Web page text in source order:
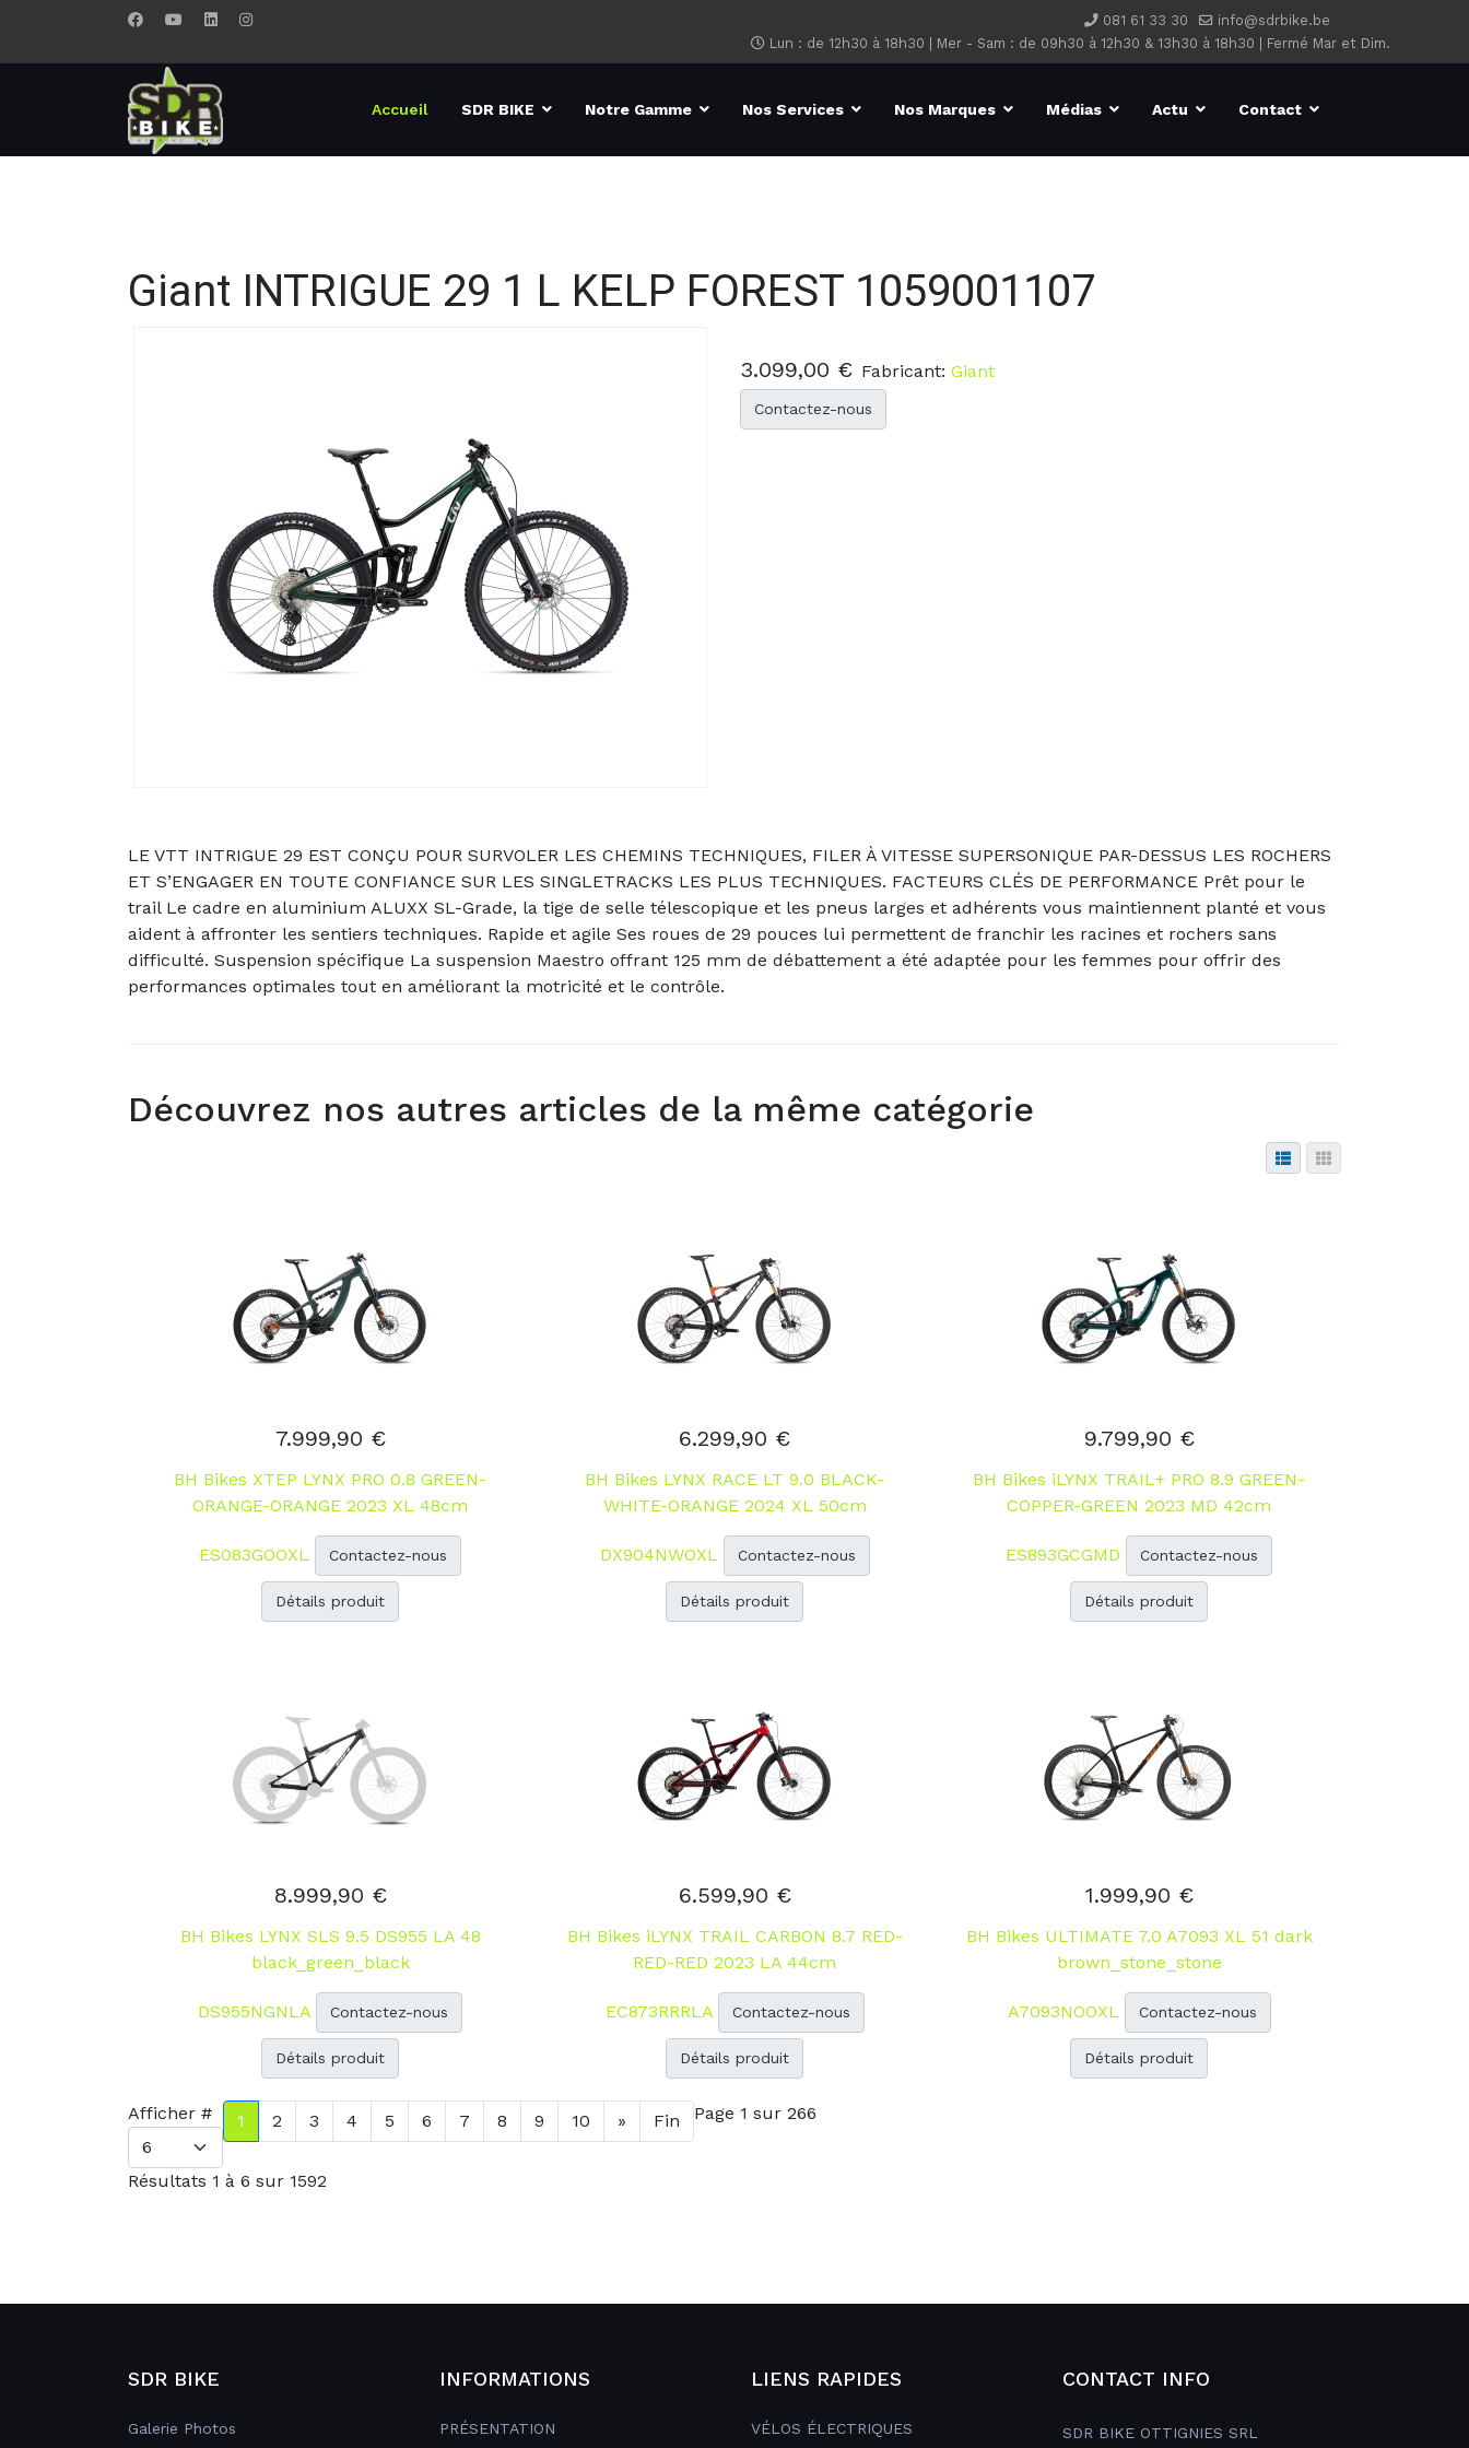
081 61 33 30
info@sdrbike.be
Lun : de 12h30 à 18h30 | Mer - Sam : de 09h30 à 12h30 & 13h30 à 18h30 | Fermé Mar et Dim.
Accueil SDR BIKE Notre Gamme Nos Services Nos Marques Médias Actu Contact
Giant INTRIGUE 29 1 L KELP FOREST 1059001107
3.099,00 € Fabricant: Giant
Contactez-nous
LE VTT INTRIGUE 29 EST CONÇU POUR SURVOLER LES CHEMINS TECHNIQUES, FILER À VITESSE SUPERSONIQUE PAR-DESSUS LES ROCHERS
ET S’ENGAGER EN TOUTE CONFIANCE SUR LES SINGLETRACKS LES PLUS TECHNIQUES. FACTEURS CLÉS DE PERFORMANCE Prêt pour le
trail Le cadre en aluminium ALUXX SL-Grade, la tige de selle télescopique et les pneus larges et adhérents vous maintiennent planté et vous
aident à affronter les sentiers techniques. Rapide et agile Ses roues de 29 pouces lui permettent de franchir les racines et rochers sans
difficulté. Suspension spécifique La suspension Maestro offrant 125 mm de débattement a été adaptée pour les femmes pour offrir des
performances optimales tout en améliorant la motricité et le contrôle.
Découvrez nos autres articles de la même catégorie
7.999,90 €
BH Bikes XTEP LYNX PRO 0.8 GREEN-
ORANGE-ORANGE 2023 XL 48cm
ES083GOOXL Contactez-nous
Détails produit
6.299,90 €
BH Bikes LYNX RACE LT 9.0 BLACK-
WHITE-ORANGE 2024 XL 50cm
DX904NWOXL Contactez-nous
Détails produit
9.799,90 €
BH Bikes iLYNX TRAIL+ PRO 8.9 GREEN-
COPPER-GREEN 2023 MD 42cm
ES893GCGMD Contactez-nous
Détails produit
8.999,90 €
BH Bikes LYNX SLS 9.5 DS955 LA 48
black_green_black
DS955NGNLA Contactez-nous
Détails produit
6.599,90 €
BH Bikes iLYNX TRAIL CARBON 8.7 RED-
RED-RED 2023 LA 44cm
EC873RRRLA Contactez-nous
Détails produit
1.999,90 €
BH Bikes ULTIMATE 7.0 A7093 XL 51 dark
brown_stone_stone
A7093NOOXL Contactez-nous
Détails produit
Afficher # 1 2 3 4 5 6 7 8 9 10 » Fin Page 1 sur 266
Résultats 1 à 6 sur 1592
SDR BIKE
Galerie Photos
INFORMATIONS
PRÉSENTATION
LIENS RAPIDES
VÉLOS ÉLECTRIQUES
CONTACT INFO
SDR BIKE OTTIGNIES SRL